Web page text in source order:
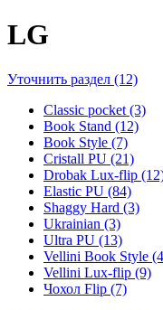
LG
Уточнить раздел (12)
Classic pocket (3)
Book Stand (12)
Book Style (7)
Cristall PU (21)
Drobak Lux-flip
Elastic PU (84)
Shaggy Hard (3)
Ukrainian (3)
Ultra PU (13)
Vellini Book Style
Vellini Lux-flip (9)
Чохол Flip (7)